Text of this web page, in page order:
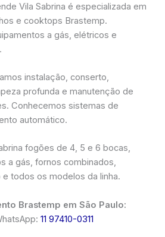
Vila Sabrina é especializada em
e cooktops Brastemp.
a gás, elétricos e
instalação, conserto,
profunda e manutenção de
Conhecemos sistemas de
automático.
fogões de 4, 5 e 6 bocas,
a gás, fornos combinados,
todos os modelos da linha.
Brastemp em São Paulo:
11 97410-0311